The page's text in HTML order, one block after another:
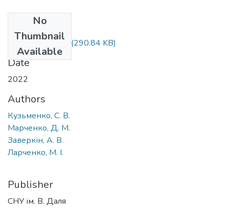
No
Thumbnail
Available
2022-23-13.pdf (290.84 KB)
Date
2022
Authors
Кузьменко, С. В.
Марченко, Д. М.
Заверкін, А. В.
Ларченко, М. І.
Publisher
СНУ ім. В. Даля